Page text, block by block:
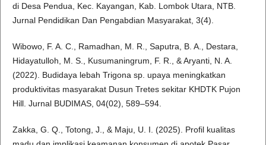
di Desa Pendua, Kec. Kayangan, Kab. Lombok Utara, NTB.
Jurnal Pendidikan Dan Pengabdian Masyarakat, 3(4).
Wibowo, F. A. C., Ramadhan, M. R., Saputra, B. A., Destara,
Hidayatulloh, M. S., Kusumaningrum, F. R., & Aryanti, N. A.
(2022). Budidaya lebah Trigona sp. upaya meningkatkan
produktivitas masyarakat Dusun Tretes sekitar KHDTK Pujon
Hill. Jurnal BUDIMAS, 04(02), 589–594.
Zakka, G. Q., Totong, J., & Maju, U. I. (2025). Profil kualitas